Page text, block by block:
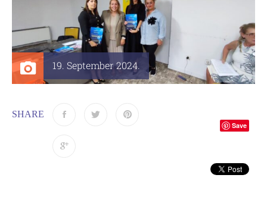
19. September 2024.
SHARE
Save